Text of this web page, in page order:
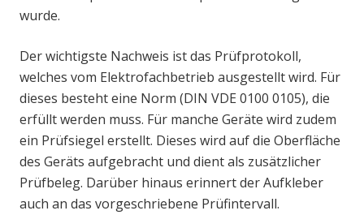
wurde.
Der wichtigste Nachweis ist das Prüfprotokoll,
welches vom Elektrofachbetrieb ausgestellt wird. Für
dieses besteht eine Norm (DIN VDE 0100 0105), die
erfüllt werden muss. Für manche Geräte wird zudem
ein Prüfsiegel erstellt. Dieses wird auf die Oberfläche
des Geräts aufgebracht und dient als zusätzlicher
Prüfbeleg. Darüber hinaus erinnert der Aufkleber
auch an das vorgeschriebene Prüfintervall.